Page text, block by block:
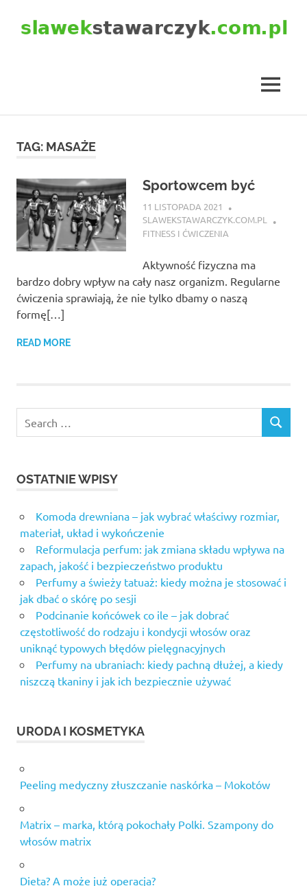
MENU
TAG: MASAŻE
Sportowcem być
11 LISTOPADA 2021
SLAWEKSTAWARCZYK.COM.PL
FITNESS I ĆWICZENIA
Aktywność fizyczna ma
bardzo dobry wpływ na cały nasz organizm. Regularne
ćwiczenia sprawiają, że nie tylko dbamy o naszą
formę[…]
READ MORE
OSTATNIE WPISY
Komoda drewniana – jak wybrać właściwy rozmiar,
materiał, układ i wykończenie
Reformulacja perfum: jak zmiana składu wpływa na
zapach, jakość i bezpieczeństwo produktu
Perfumy a świeży tatuaż: kiedy można je stosować i
jak dbać o skórę po sesji
Podcinanie końcówek co ile – jak dobrać
częstotliwość do rodzaju i kondycji włosów oraz
uniknąć typowych błędów pielęgnacyjnych
Perfumy na ubraniach: kiedy pachną dłużej, a kiedy
niszczą tkaniny i jak ich bezpiecznie używać
URODA I KOSMETYKA
Peeling medyczny złuszczanie naskórka – Mokotów
Matrix – marka, którą pokochały Polki. Szampony do
włosów matrix
Dieta? A może już operacja?